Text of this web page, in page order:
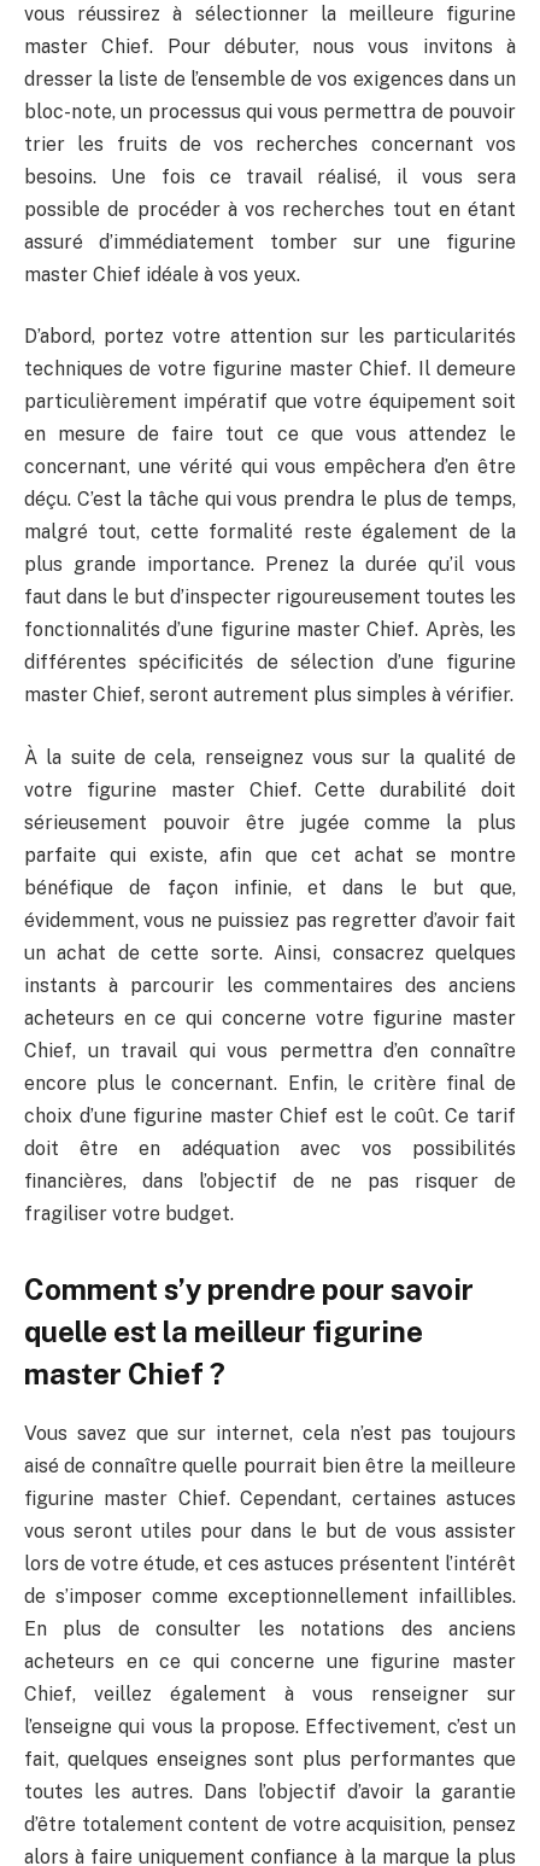
vous réussirez à sélectionner la meilleure figurine
master Chief. Pour débuter, nous vous invitons à
dresser la liste de l’ensemble de vos exigences dans un
bloc-note, un processus qui vous permettra de pouvoir
trier les fruits de vos recherches concernant vos
besoins. Une fois ce travail réalisé, il vous sera
possible de procéder à vos recherches tout en étant
assuré d’immédiatement tomber sur une figurine
master Chief idéale à vos yeux.
D’abord, portez votre attention sur les particularités
techniques de votre figurine master Chief. Il demeure
particulièrement impératif que votre équipement soit
en mesure de faire tout ce que vous attendez le
concernant, une vérité qui vous empêchera d’en être
déçu. C’est la tâche qui vous prendra le plus de temps,
malgré tout, cette formalité reste également de la
plus grande importance. Prenez la durée qu’il vous
faut dans le but d’inspecter rigoureusement toutes les
fonctionnalités d’une figurine master Chief. Après, les
différentes spécificités de sélection d’une figurine
master Chief, seront autrement plus simples à vérifier.
À la suite de cela, renseignez vous sur la qualité de
votre figurine master Chief. Cette durabilité doit
sérieusement pouvoir être jugée comme la plus
parfaite qui existe, afin que cet achat se montre
bénéfique de façon infinie, et dans le but que,
évidemment, vous ne puissiez pas regretter d’avoir fait
un achat de cette sorte. Ainsi, consacrez quelques
instants à parcourir les commentaires des anciens
acheteurs en ce qui concerne votre figurine master
Chief, un travail qui vous permettra d’en connaître
encore plus le concernant. Enfin, le critère final de
choix d’une figurine master Chief est le coût. Ce tarif
doit être en adéquation avec vos possibilités
financières, dans l’objectif de ne pas risquer de
fragiliser votre budget.
Comment s’y prendre pour savoir
quelle est la meilleur figurine
master Chief ?
Vous savez que sur internet, cela n’est pas toujours
aisé de connaître quelle pourrait bien être la meilleure
figurine master Chief. Cependant, certaines astuces
vous seront utiles pour dans le but de vous assister
lors de votre étude, et ces astuces présentent l’intérêt
de s’imposer comme exceptionnellement infaillibles.
En plus de consulter les notations des anciens
acheteurs en ce qui concerne une figurine master
Chief, veillez également à vous renseigner sur
l’enseigne qui vous la propose. Effectivement, c’est un
fait, quelques enseignes sont plus performantes que
toutes les autres. Dans l’objectif d’avoir la garantie
d’être totalement content de votre acquisition, pensez
alors à faire uniquement confiance à la marque la plus